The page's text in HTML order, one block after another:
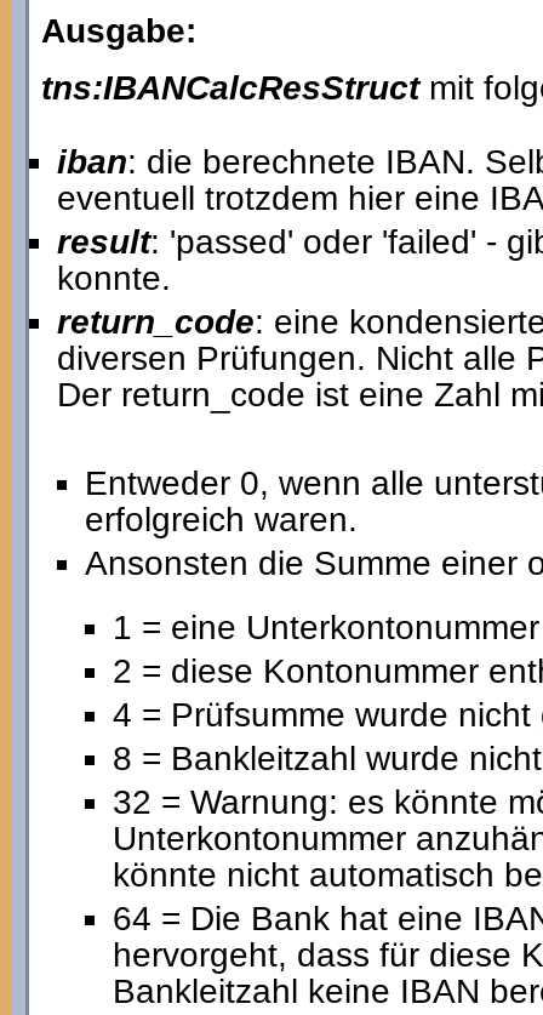
Ausgabe:
tns:IBANCalcResStructmit
iban: die berechnete IBAN.
eventuell trotzdem hier eine
result: 'passed' oder 'failed' -
konnte.
return_code: eine
diversen Prüfungen. Nicht alle
Der return_code ist eine Zahl
Entweder 0, wenn alle
erfolgreich waren.
Ansonsten die Summe einer
1 = eine
2 = diese Kontonummer
4 = Prüfsumme wurde nicht
8 = Bankleitzahl wurde
32 = Warnung: es könnte
Unterkontonummer
könnte nicht automatisch
64 = Die Bank hat eine
hervorgeht, dass für diese
Bankleitzahl keine IBAN